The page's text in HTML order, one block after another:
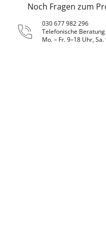
Noch Fragen zum
030 677 982 296
Telefonische
Mo. – Fr. 9–18 Uhr,